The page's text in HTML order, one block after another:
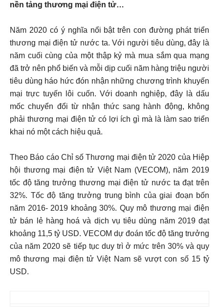
nền tảng thương mại điện tử…
Năm 2020 có ý nghĩa nổi bật trên con đường phát triển
thương mại điện tử nước ta. Với người tiêu dùng, đây là
năm cuối cùng của một thập kỷ mà mua sắm qua mạng
đã trở nên phổ biến và mỗi dịp cuối năm hàng triệu người
tiêu dùng háo hức đón nhận những chương trình khuyến
mại trực tuyến lôi cuốn. Với doanh nghiệp, đây là dấu
mốc chuyển đổi từ nhận thức sang hành động, không
phải thương mại điện tử có lợi ích gì mà là làm sao triển
khai nó một cách hiệu quả.
Theo Báo cáo Chỉ số Thương mại điện tử 2020 của Hiệp
hội thương mại điện tử Việt Nam (VECOM), năm 2019
tốc độ tăng trưởng thương mại điện tử nước ta đạt trên
32%. Tốc độ tăng trưởng trung bình của giai đoạn bốn
năm 2016- 2019 khoảng 30%. Quy mô thương mại điện
tử bán lẻ hàng hoá và dịch vụ tiêu dùng năm 2019 đạt
khoảng 11,5 tỷ USD. VECOM dự đoán tốc độ tăng trưởng
của năm 2020 sẽ tiếp tục duy trì ở mức trên 30% và quy
mô thương mại điện tử Việt Nam sẽ vượt con số 15 tỷ
USD.